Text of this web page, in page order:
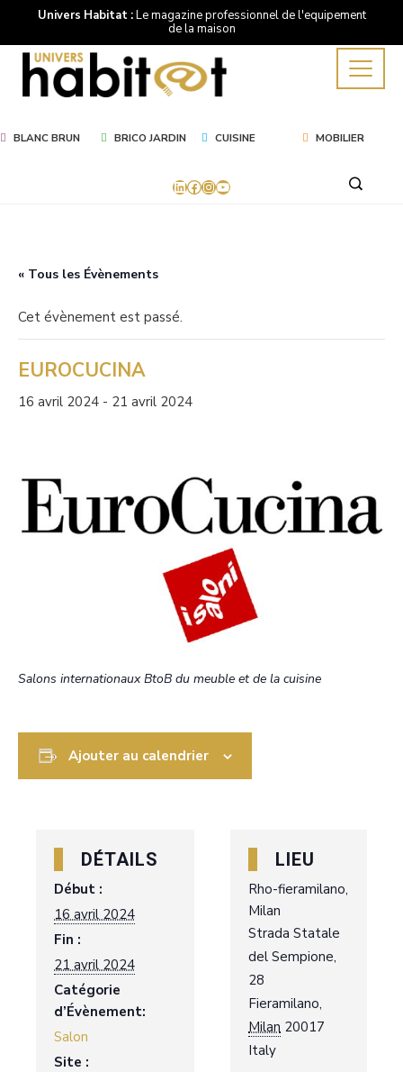
Univers Habitat :Le magazine professionnel de l'equipement
de la maison
BLANC BRUN BRICO JARDIN CUISINE MOBILIER
LinkedIn
Facebook
Instagram
YouTube
« Tous les Évènements
Cet évènement est passé.
EUROCUCINA
16 avril 2024 - 21 avril 2024
Salons internationaux BtoB du meuble et de la cuisine
Ajouter au calendrier
DÉTAILS
Début :
16 avril 2024
Fin :
21 avril 2024
Catégorie
d’Évènement:
Salon
Site :
LIEU
Rho-fieramilano,
Milan
Strada Statale
del Sempione,
28
Fieramilano,
Milan 20017
Italy